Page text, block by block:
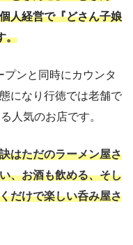
人経営で『どさん子娘
。
プンと同時にカウンタ
になり行徳では老舗で
人気のお店です。
はただのラーメン屋さ
、お酒も飲める、そし
だけで楽しい呑み屋さ